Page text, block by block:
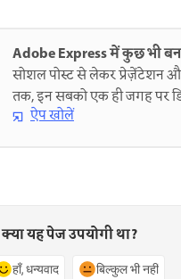
Adobe Express में कुछ भी
सोशल पोस्ट से लेकर प्रेज़ेंटेशन
तक, इन सबको एक ही जगह पर
ऐप खोलें
क्या यह पेज उपयोगी था?
हाँ, धन्यवाद बिल्कुल भी नहीं